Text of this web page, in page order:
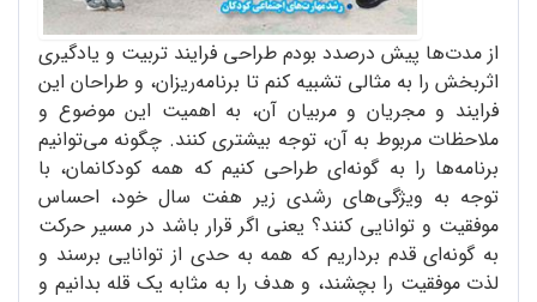
از مدت‌ها پیش درصدد بودم طراحی فرایند تربیت و یادگیری
اثربخش را به مثالی تشبیه کنم تا برنامه‌ریزان، و طراحان این
فرایند و مجریان و مربیان آن، به اهمیت این موضوع و
ملاحظات مربوط به آن، توجه بیشتری کنند. چگونه می‌توانیم
برنامه‌ها را به گونه‌ای طراحی کنیم که همه کودکانمان، با
توجه به ویژگی‌های رشدی زیر هفت سال خود، احساس
موفقیت و توانایی کنند؟ یعنی اگر قرار باشد در مسیر حرکت
به گونه‌ای قدم برداریم که همه به حدی از توانایی برسند و
لذت موفقیت را بچشند، و هدف را به مثابه یک قله بدانیم و